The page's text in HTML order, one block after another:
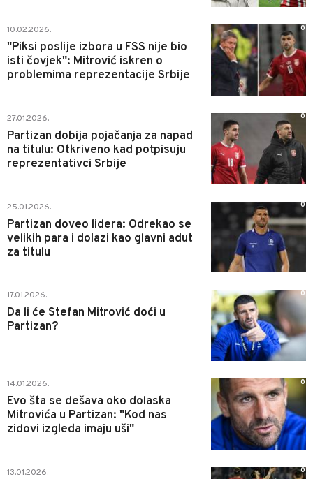
10.02.2026.
"Piksi poslije izbora u FSS nije bio
isti čovjek": Mitrović iskren o
problemima reprezentacije Srbije
0
27.01.2026.
Partizan dobija pojačanja za napad
na titulu: Otkriveno kad potpisuju
reprezentativci Srbije
0
25.01.2026.
Partizan doveo lidera: Odrekao se
velikih para i dolazi kao glavni adut
za titulu
0
17.01.2026.
Da li će Stefan Mitrović doći u
Partizan?
0
14.01.2026.
Evo šta se dešava oko dolaska
Mitrovića u Partizan: "Kod nas
zidovi izgleda imaju uši"
0
13.01.2026. 0